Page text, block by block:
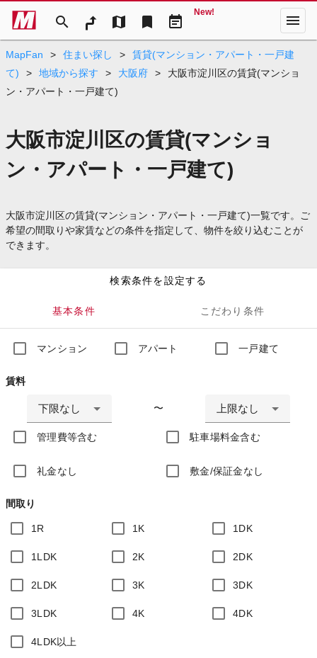
search map bookmark event_note
New! menu
MapFan > 住まい探し >
賃貸(マンション・アパート・一戸建
て)
> 地域から探す > 大阪府 >
大阪市淀川区の賃貸(マンショ
ン・アパート・一戸建て)
大阪市淀川区の賃貸(マンショ
ン・アパート・一戸建て)
大阪市淀川区の賃貸(マンション・アパート・一戸建て)一覧です。ご
希望の間取りや家賃などの条件を指定して、物件を絞り込むことが
できます。
検索条件を設定する
基本条件 こだわり条件
マンション アパート 一戸建て
賃料
下限なし 〜 上限なし
管理費等含む 駐車場料金含む
礼金なし 敷金/保証金なし
間取り
1R 1K 1DK
1LDK 2K 2DK
2LDK 3K 3DK
3LDK 4K 4DK
4LDK以上